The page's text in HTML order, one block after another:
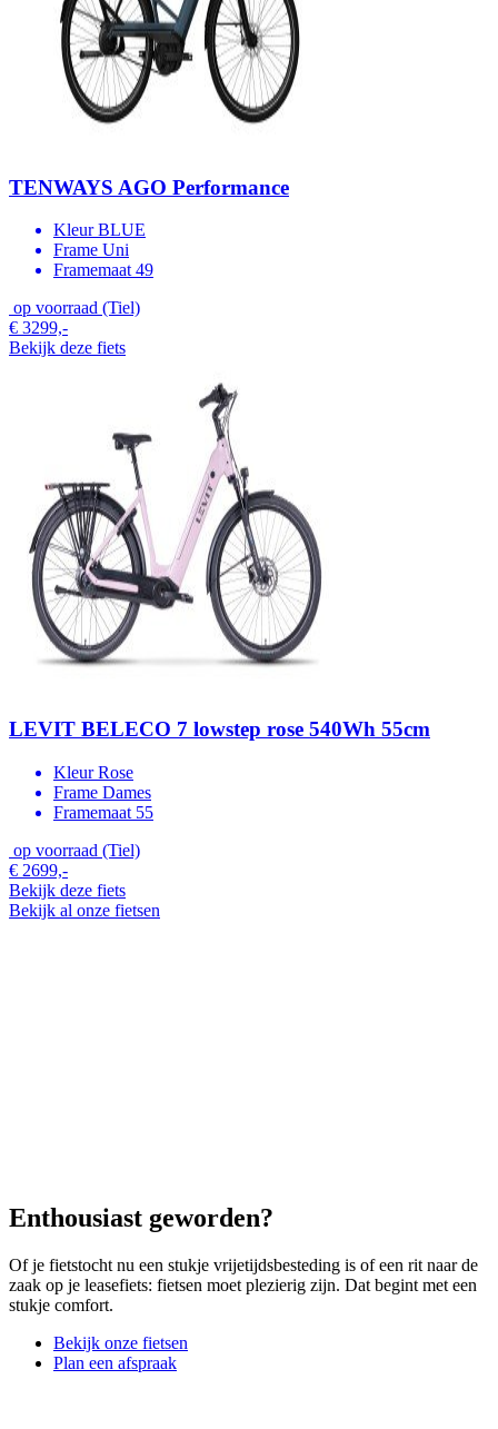
TENWAYS AGO Performance
Kleur BLUE
Frame Uni
Framemaat 49
op voorraad (Tiel)
€ 3299,-
Bekijk deze fiets
LEVIT BELECO 7 lowstep rose 540Wh 55cm
Kleur Rose
Frame Dames
Framemaat 55
op voorraad (Tiel)
€ 2699,-
Bekijk deze fiets
Bekijk al onze fietsen
Enthousiast geworden?
Of je fietstocht nu een stukje vrijetijdsbesteding is of een rit naar de
zaak op je leasefiets: fietsen moet plezierig zijn. Dat begint met een
stukje comfort.
Bekijk onze fietsen
Plan een afspraak